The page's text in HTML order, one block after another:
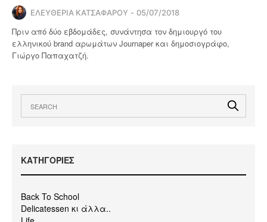
ΕΛΕΥΘΕΡΙΑ ΚΑΤΣΑΦΑΡΟΥ 05/07/2018
Πριν από δύο εβδομάδες, συνάντησα τον δημιουργό του
ελληνικού brand αρωμάτων Journaper και δημοσιογράφο,
Γιώργο Παπαχατζή.
KΑΤΗΓΟΡΙΕΣ
Back To School
Delicatessen κι άλλα..